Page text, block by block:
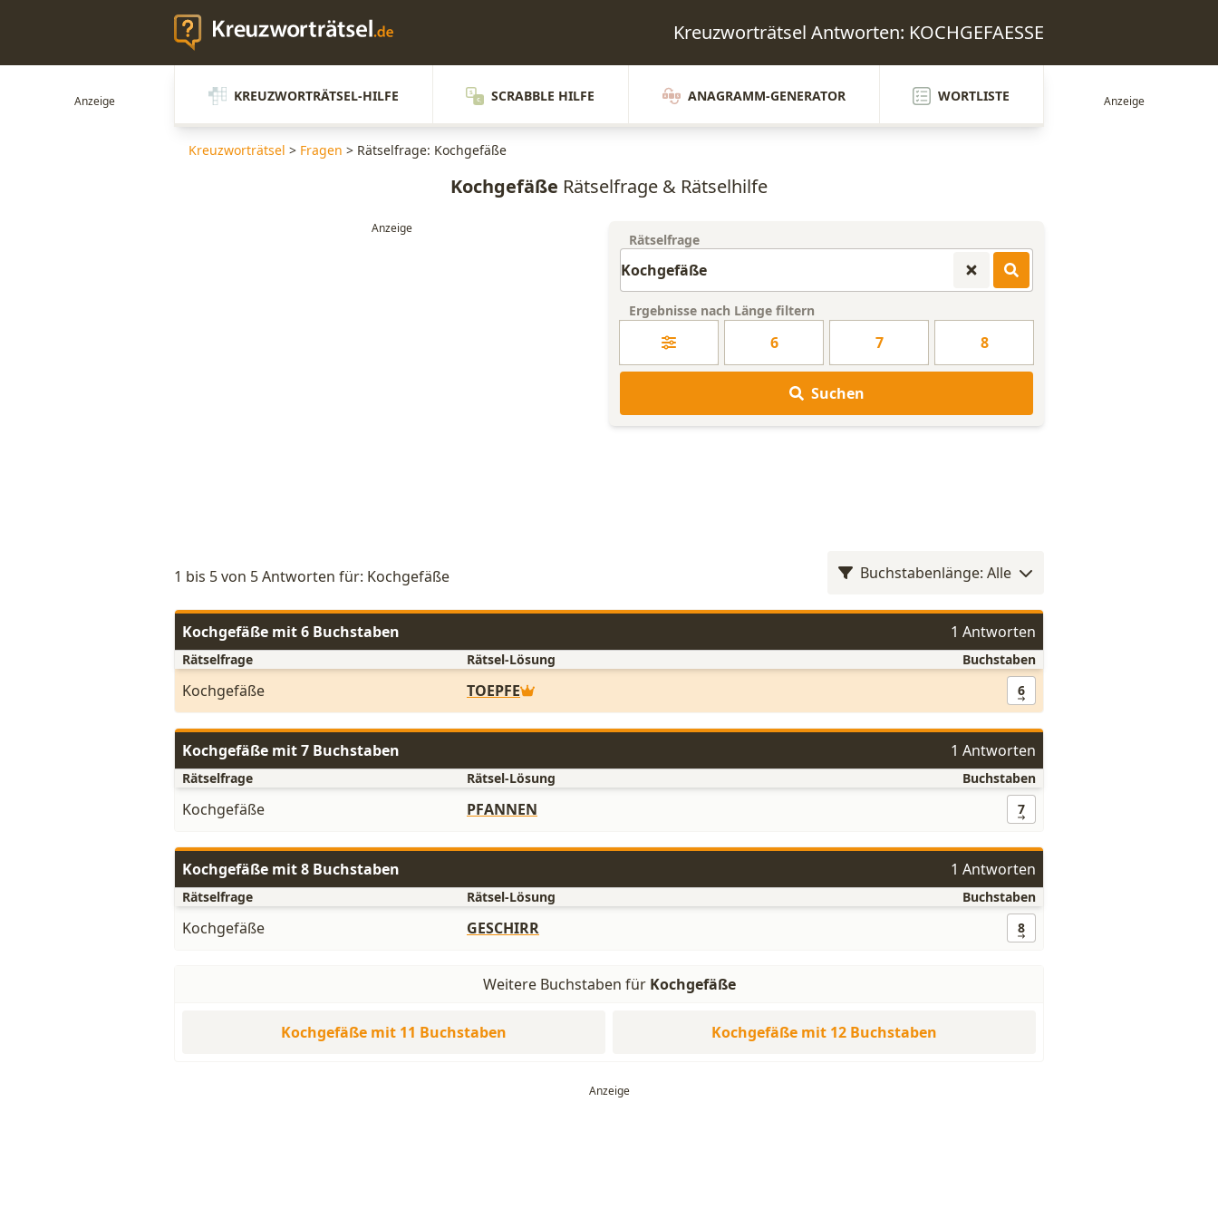
Kreuzworträtsel Antworten: KOCHGEFAESSE
KREUZWORTRÄTSEL-HILFE SCRABBLE HILFE ANAGRAMM-GENERATOR WORTLISTE
Kreuzworträtsel > Fragen > Rätselfrage: Kochgefäße
Kochgefäße Rätselfrage & Rätselhilfe
Rätselfrage
Ergebnisse nach Länge filtern
6 7 8
Suchen
1 bis 5 von 5 Antworten für: Kochgefäße Buchstabenlänge: Alle
Kochgefäße mit 6 Buchstaben 1 Antworten
Rätselfrage Rätsel-Lösung Buchstaben
Kochgefäße TOEPFE 6
Kochgefäße mit 7 Buchstaben 1 Antworten
Rätselfrage Rätsel-Lösung Buchstaben
Kochgefäße PFANNEN 7
Kochgefäße mit 8 Buchstaben 1 Antworten
Rätselfrage Rätsel-Lösung Buchstaben
Kochgefäße GESCHIRR 8
Weitere Buchstaben für Kochgefäße
Kochgefäße mit 11 Buchstaben Kochgefäße mit 12 Buchstaben